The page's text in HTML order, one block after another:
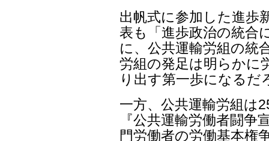
出帆式に参加した進歩
表も「進歩政治の統合
に、公共運輸労組の統
労組の発足は明らかに
り出す第一歩になるだ
一方、公共運輸労組は
『公共運輸労働者闘争
門労働者の労働基本権